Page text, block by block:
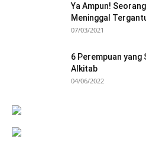
Ya Ampun!
Meninggal
07/03/2021
6 Perempuan
Alkitab
04/06/2022